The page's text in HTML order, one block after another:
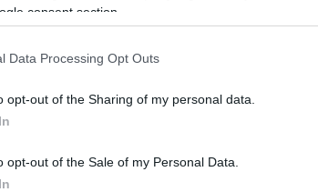
consent section.
Data Processing Opt Outs
opt-out of the Sharing of my personal data.
opt-out of the Sale of my Personal Data.
ΤΣΟΥΝΑΜΙ ψηφιακής οργής…
συμπαρασύρει την κυβέρνηση
βοριάδες και σταδιακή άνοδο της